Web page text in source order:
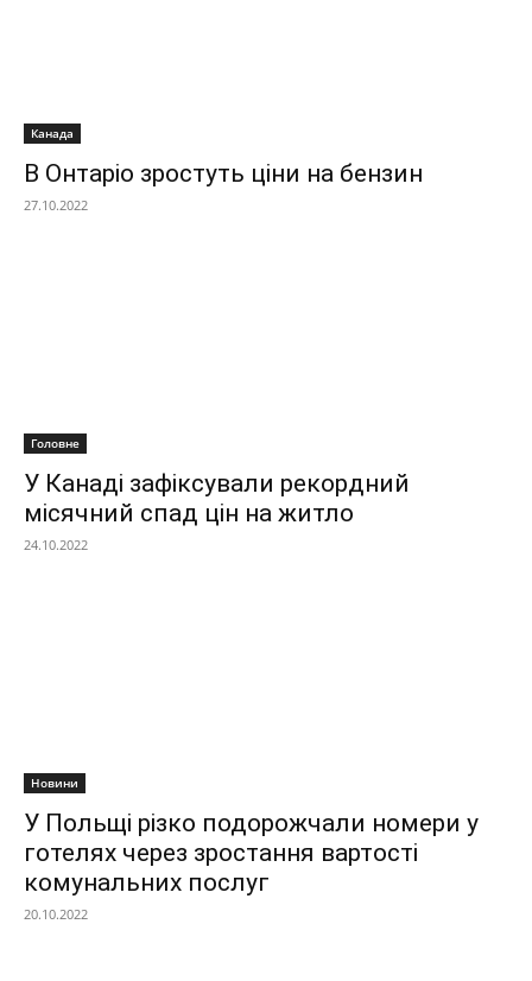
Канада
В Онтаріо зростуть ціни на бензин
27.10.2022
Головне
У Канаді зафіксували рекордний
місячний спад цін на житло
24.10.2022
Новини
У Польщі різко подорожчали номери у
готелях через зростання вартості
комунальних послуг
20.10.2022